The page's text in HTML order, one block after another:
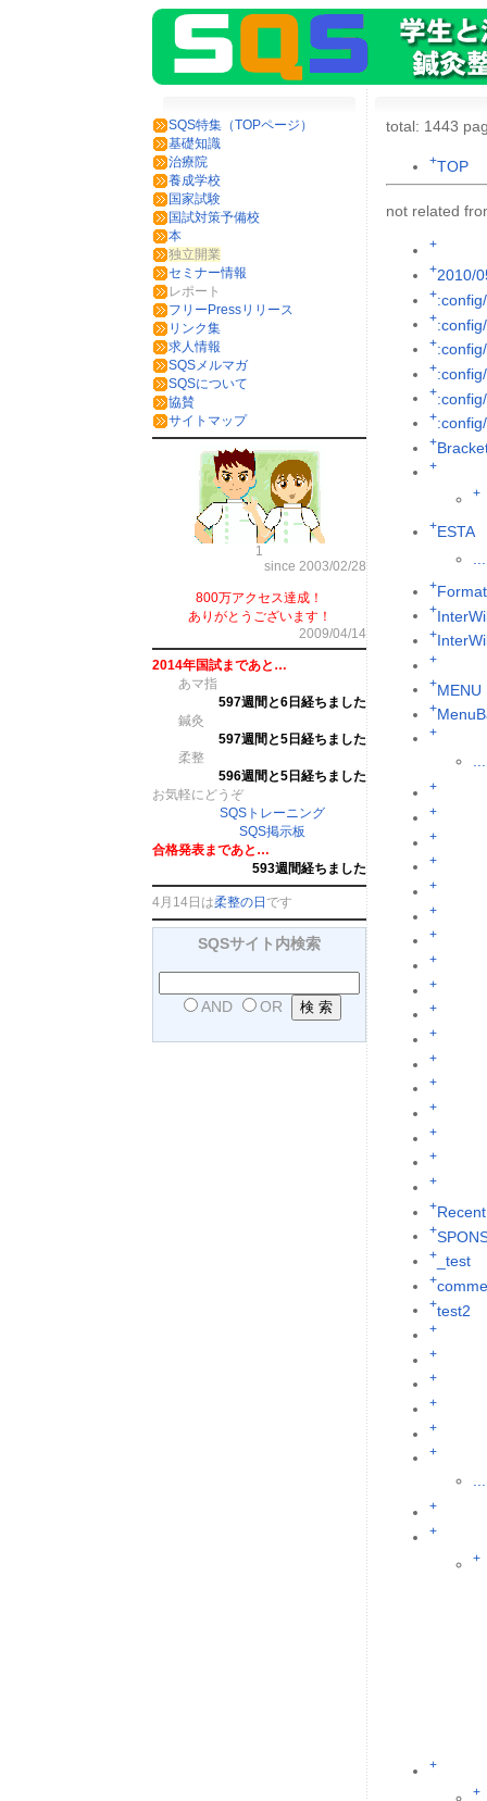
SQS特集（TOPページ）
基礎知識
治療院
養成学校
国家試験
国試対策予備校
本
独立開業
セミナー情報
レポート
フリーPressリリース
リンク集
求人情報
SQSメルマガ
SQSについて
協賛
サイトマップ
1
since 2003/02/28
800万アクセス達成！
ありがとうございます！
2009/04/14
2014年国試まであと…
あマ指
597週間と6日経ちました
鍼灸
597週間と5日経ちました
柔整
596週間と5日経ちました
お気軽にどうぞ
SQSトレーニング
SQS掲示板
合格発表まであと…
593週間経ちました
4月14日は柔整の日 です
SQSサイト内検索
AND OR
total: 1443
+TOP
not related
+
+2010/
+
+
+
+
+
+
+
+
+
+ESTA
+
+
+
+
+MENU
+
+
+
+
+
+
+
+
+
+
+
+
+
+
+
+
+
+
+
+
+
+_test
+
+test2
+
+
+
+
+
+
+
+
+
+
+